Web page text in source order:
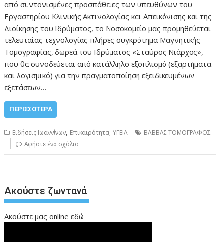
από συντονισμένες προσπάθειες των υπευθύνων του
Εργαστηρίου Κλινικής Ακτινολογίας και Απεικόνισης και της
Διοίκησης του Ιδρύματος, το Νοσοκομείο μας προμηθεύεται
τελευταίας τεχνολογίας πλήρες συγκρότημα Μαγνητικής
Τομογραφίας, δωρεά του Ιδρύματος «Σταύρος Νιάρχος»,
που θα συνοδεύεται από κατάλληλο εξοπλισμό (εξαρτήματα
και λογισμικό) για την πραγματοποίηση εξειδικευμένων
εξετάσεων…
ΠΕΡΙΣΣΌΤΕΡΑ
Ειδήσεις Ιωαννίνων, Επικαιρότητα,ΥΓΕΙΑ
ΒΑΒΒΑΣ ΤΟΜΟΓΡΑΦΟΣ
Αφήστε ένα σχόλιο
Ακούστε ζωντανά
Ακούστε μας onlineεδώ